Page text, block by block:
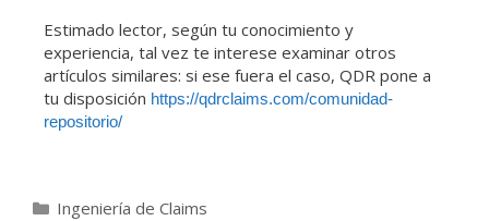
Estimado lector, según tu conocimiento y
experiencia, tal vez te interese examinar otros
artículos similares: si ese fuera el caso, QDR pone a
tu disposición https://qdrclaims.com/comunidad-
repositorio/
Ingeniería de Claims